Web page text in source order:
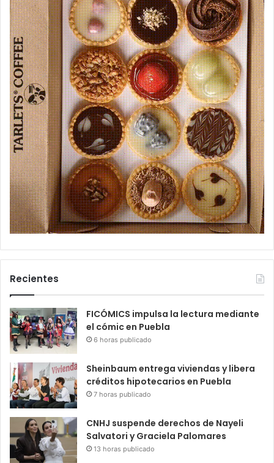
Recientes
FICÓMICS impulsa la lectura mediante
el cómic en Puebla
6 horas publicado
Sheinbaum entrega viviendas y libera
créditos hipotecarios en Puebla
7 horas publicado
CNHJ suspende derechos de Nayeli
Salvatori y Graciela Palomares
13 horas publicado